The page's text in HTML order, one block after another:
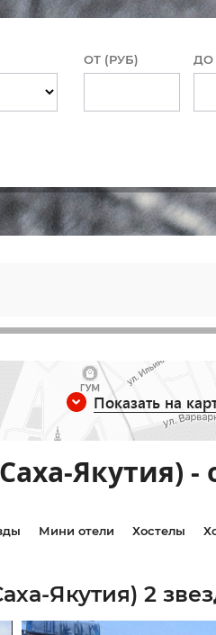
ОТ (РУБ) ДО
Показать на
Якутия)
Мини отели Хостелы
Якутия) 2